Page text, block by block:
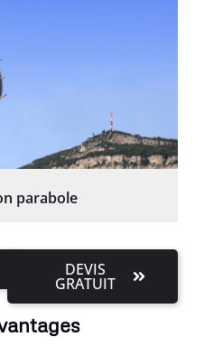
parabole
DEVIS
GRATUIT